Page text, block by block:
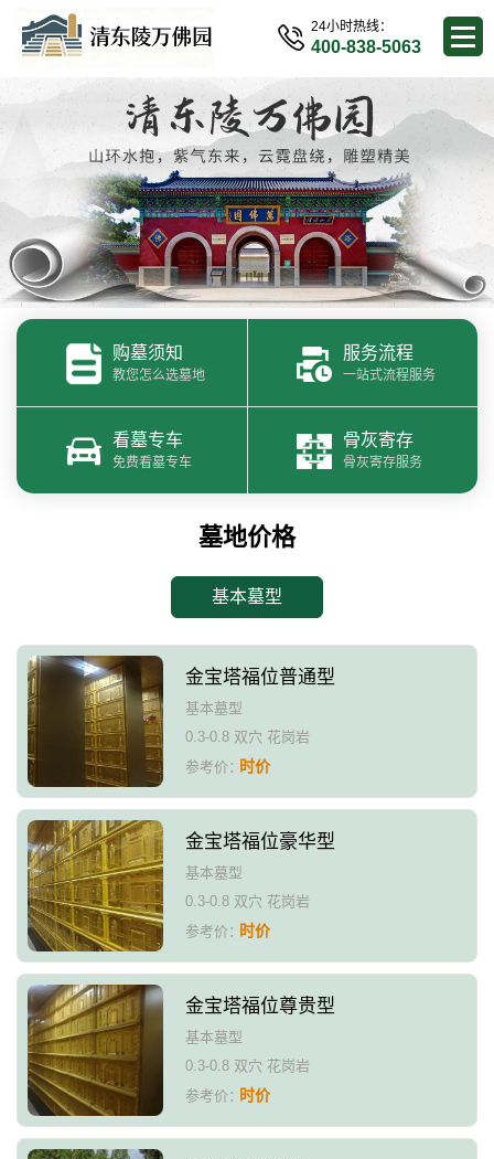
24小时热线：
400-838-5063
购墓须知
教您怎么选墓地
服务流程
一站式流程服务
看墓专车
免费看墓专车
骨灰寄存
骨灰寄存服务
墓地价格
基本墓型
金宝塔福位普通型
基本墓型
0.3-0.8 双穴 花岗岩
参考价：时价
金宝塔福位豪华型
基本墓型
0.3-0.8 双穴 花岗岩
参考价：时价
金宝塔福位尊贵型
基本墓型
0.3-0.8 双穴 花岗岩
参考价：时价